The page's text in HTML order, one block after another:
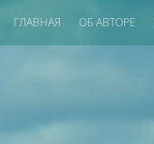
ГЛАВНАЯ ОБ АВТОРЕ